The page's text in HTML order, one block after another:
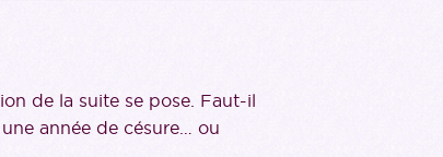
de la suite se pose. Faut-il
année de césure… ou